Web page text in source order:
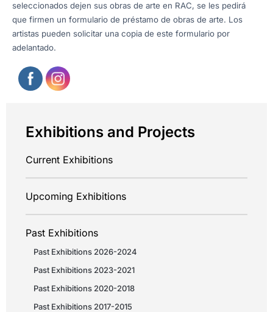
seleccionados dejen sus obras de arte en RAC, se les pedirá
que firmen un formulario de préstamo de obras de arte. Los
artistas pueden solicitar una copia de este formulario por
adelantado.
Exhibitions and Projects
Current Exhibitions
Upcoming Exhibitions
Past Exhibitions
Past Exhibitions 2026-2024
Past Exhibitions 2023-2021
Past Exhibitions 2020-2018
Past Exhibitions 2017-2015